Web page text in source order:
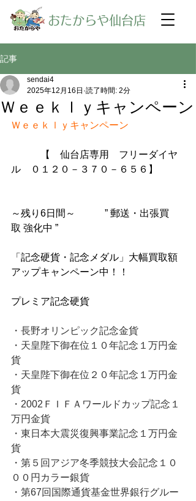
​おたからや仙台店
記事
Ｗｅｅｋｌｙキャンペーン
sendai4
2025年12月16日 読了時間: 2分
Ｗｅｅｋｌｙキャンペーン
【　仙台店専用　フリーダイヤ
ル　０１２０－３７０－６５６】
～残り6日間～　　　” 郵送・出張買
取 強化中 ”
「記念硬貨・記念メダル」大幅買取額
アップキャンペーン中！！
プレミア記念硬貨
・長野オリンピック記念金貨
・天皇陛下御在位１０年記念１万円金
貨
・天皇陛下御在位２０年記念１万円金
貨
・2002ＦＩＦＡワールドカップ記念１
万円金貨
・東日本大震災復興事業記念１万円金
貨
・第５回アジア冬季競技大会記念１０
００円カラー銀貨
・第67回国際通貨基金世界銀行グルー